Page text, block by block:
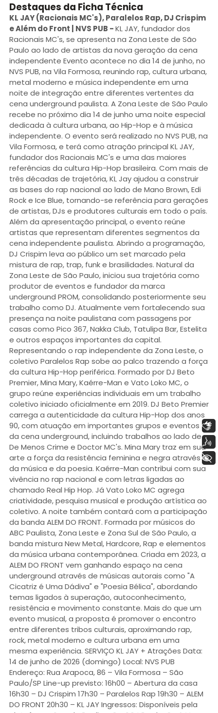
Destaques da Ficha Técnica
KL JAY (Racionais MC's), Paralelos Rap, DJ Crispim
e Além do Front | NVS PUB -KL JAY, fundador dos
Racionais MC's, se apresenta na Zona Leste de São
Paulo ao lado de artistas da nova geração da cena
independente Evento acontece no dia 14 de junho, no
NVS PUB, na Vila Formosa, reunindo rap, cultura urbana,
metal moderno e música independente em uma
noite de integração entre diferentes vertentes da
cena underground paulista. A Zona Leste de São Paulo
recebe no próximo dia 14 de junho uma noite especial
dedicada à cultura urbana, ao Hip-Hop e à música
independente. O evento será realizado no NVS PUB, na
Vila Formosa, e terá como atração principal KL JAY,
fundador dos Racionais MC's e uma das maiores
referências da cultura Hip-Hop brasileira. Com mais de
três décadas de trajetória, KL Jay ajudou a construir
as bases do rap nacional ao lado de Mano Brown, Edi
Rock e Ice Blue, tornando-se referência para gerações
de artistas, DJs e produtores culturais em todo o país.
Além da apresentação principal, o evento reúne
artistas que representam diferentes segmentos da
cena independente paulista. Abrindo a programação,
DJ Crispim leva ao público um set marcado pela
mistura de rap, trap, funk e brasilidades. Natural da
Zona Leste de São Paulo, iniciou sua trajetória como
produtor de eventos e fundador da marca
underground PROM, consolidando posteriormente seu
trabalho como DJ. Atualmente vem fortalecendo sua
presença na noite paulistana com passagens por
casas como Pico 367, Nakka Club, Tatulipa Bar, Estelita
e outros espaços importantes da capital.
Representando o rap independente da Zona Leste, o
coletivo Paralelos Rap sobe ao palco trazendo a força
da cultura Hip-Hop periférica. Formado por DJ Beto
Premier, Mina Mary, Kaérre-Man e Vato Loko MC, o
grupo reúne experiências individuais em um trabalho
coletivo iniciado oficialmente em 2019. DJ Beto Premier
carrega a autenticidade da cultura Hip-Hop dos anos
90, com atuação em importantes grupos e eventos
da cena underground, incluindo trabalhos ao lado de
De Menos Crime e Doctor MC's. Mina Mary traz em sua
arte a força da resistência feminina e negra através
da música e da poesia. Kaérre-Man contribui com sua
vivência no rap nacional e com letras ligadas ao
chamado Real Hip Hop. Já Vato Loko MC agrega
criatividade, pesquisa musical e produção artística ao
coletivo. A noite também contará com a participação
da banda ALEM DO FRONT. Formada por músicos do
ABC Paulista, Zona Leste e Zona Sul de São Paulo, a
banda mistura New Metal, Hardcore, Rap e elementos
da música urbana contemporânea. Criada em 2023, a
ALEM DO FRONT vem ganhando espaço na cena
underground através de músicas autorais como "A
Cicatriz é Uma Dádiva" e "Poesia Bélica", abordando
temas ligados à superação, autoconhecimento,
resistência e movimento constante. Mais do que um
evento musical, a proposta é promover o encontro
entre diferentes tribos culturais, aproximando rap,
rock, metal moderno e cultura urbana em uma
mesma experiência. SERVIÇO KL JAY + Atrações Data:
14 de junho de 2026 (domingo) Local: NVS PUB
Endereço: Rua Arapoca, 86 – Vila Formosa – São
Paulo/SP Line-up previsto: 16h00 – Abertura da casa
16h30 – DJ Crispim 17h30 – Paralelos Rap 19h30 – ALEM
DO FRONT 20h30 – KL JAY Ingressos: Disponíveis pela
Libras
Voz
+ Acessibilidade